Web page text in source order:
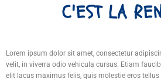
C'EST LA
Lorem ipsum dolor sit amet, consectetur
velit, in viverra odio vehicula cursus. Etiam
elit lacus maximus felis, quis molestie eros